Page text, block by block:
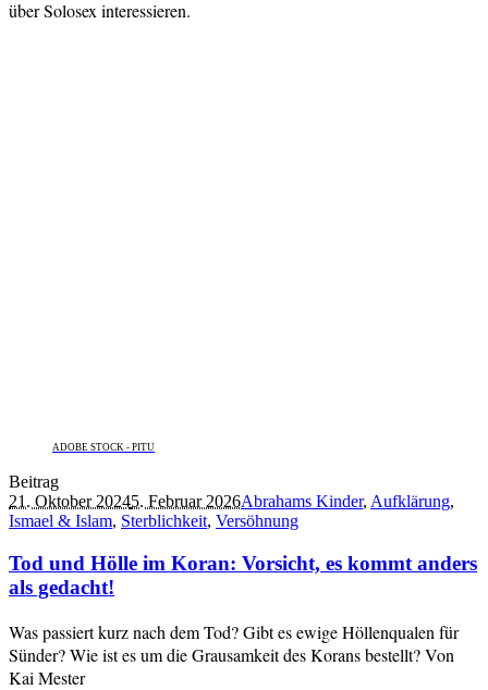
über Solosex interessieren.
ADOBE STOCK - PITU
Beitrag
21. Oktober 20245. Februar 2026Abrahams Kinder, Aufklärung,
Ismael & Islam, Sterblichkeit, Versöhnung
Tod und Hölle im Koran: Vorsicht, es kommt anders
als gedacht!
Was passiert kurz nach dem Tod? Gibt es ewige Höllenqualen für
Sünder? Wie ist es um die Grausamkeit des Korans bestellt? Von
Kai Mester